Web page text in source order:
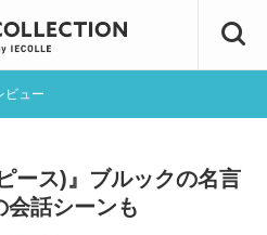
ビュー
ース)』ブルックの名言
会話シーンも